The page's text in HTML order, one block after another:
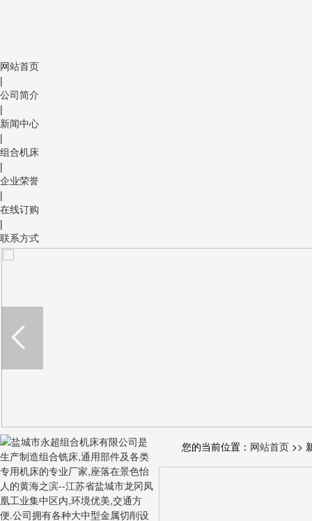
网站首页
|
公司简介
|
新闻中心
|
组合机床
|
企业荣誉
|
在线订购
|
联系方式
您的当前位置： 网站首页 >>